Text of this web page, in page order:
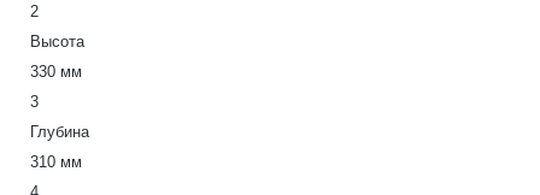
2
Высота
330 мм
3
Глубина
310 мм